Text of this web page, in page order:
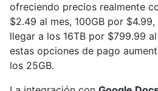
ofreciendo precios realmente
$2.49 al mes, 100GB por
llegar a los 16TB por $799.99
estas opciones de pago
los 25GB.